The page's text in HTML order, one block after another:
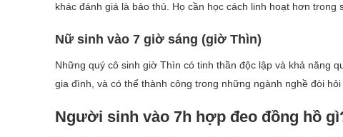
khác đánh giá là bảo thủ. Họ cần học cách linh hoạt hơn
Nữ sinh vào 7 giờ sáng (giờ Thìn)
Những quý cô sinh giờ Thìn có tinh thần độc lập và khả năng
gia đình, và có thể thành công trong những ngành nghề đòi
Người sinh vào 7h hợp đeo đồng hồ